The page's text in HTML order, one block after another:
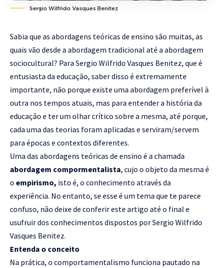
Sergio Wilfrido Vasques Benitez
Sabia que as abordagens teóricas de ensino são muitas, as
quais vão desde a abordagem tradicional até a abordagem
sociocultural? Para Sergio Wilfrido Vasques Benitez, que é
entusiasta da educação, saber disso é extremamente
importante, não porque existe uma abordagem preferível à
outra nos tempos atuais, mas para entender a história da
educação e ter um olhar crítico sobre a mesma, até porque,
cada uma das teorias foram aplicadas e serviram/servem
para épocas e contextos diferentes.
Uma das abordagens teóricas de ensino é a chamada
abordagem compormentalista, cujo o objeto da mesma é
o empirismo, isto é, o conhecimento através da
experiência. No entanto, se esse é um tema que te parece
confuso, não deixe de conferir este artigo até o final e
usufruir dos conhecimentos dispostos por Sergio Wilfrido
Vasques Benitez.
Entenda o conceito
Na prática, o comportamentalismo funciona pautado na